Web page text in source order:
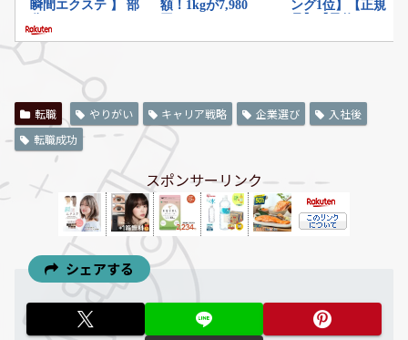
転職 やりがい キャリア戦略 企業選び
入社後
転職成功
スポンサーリンク
シェアする